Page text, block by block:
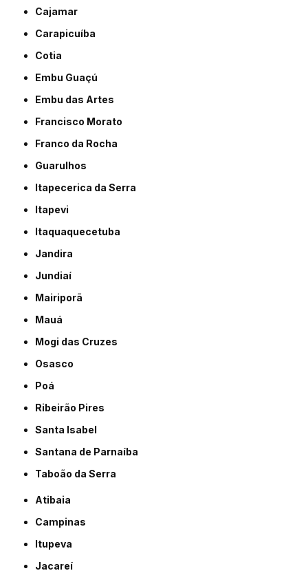
Cajamar
Carapicuíba
Cotia
Embu Guaçú
Embu das Artes
Francisco Morato
Franco da Rocha
Guarulhos
Itapecerica da Serra
Itapevi
Itaquaquecetuba
Jandira
Jundiaí
Mairiporã
Mauá
Mogi das Cruzes
Osasco
Poá
Ribeirão Pires
Santa Isabel
Santana de Parnaíba
Taboão da Serra
Atibaia
Campinas
Itupeva
Jacareí